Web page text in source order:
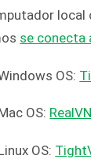
local
se conecta
OS:
OS:
OS: